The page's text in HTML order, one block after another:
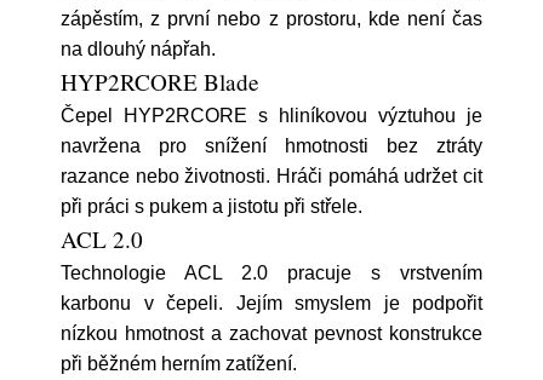
zápěstím, z první nebo z prostoru, kde není čas
na dlouhý nápřah.
HYP2RCORE Blade
Čepel HYP2RCORE s hliníkovou výztuhou je
navržena pro snížení hmotnosti bez ztráty
razance nebo životnosti. Hráči pomáhá udržet cit
při práci s pukem a jistotu při střele.
ACL 2.0
Technologie ACL 2.0 pracuje s vrstvením
karbonu v čepeli. Jejím smyslem je podpořit
nízkou hmotnost a zachovat pevnost konstrukce
při běžném herním zatížení.